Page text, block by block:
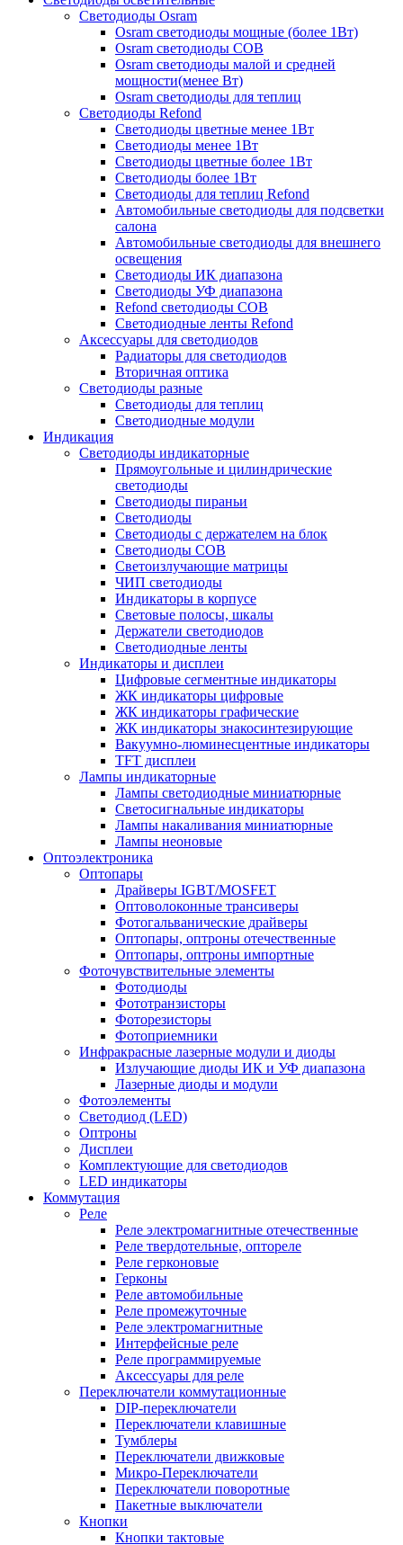
Светодиоды Osram
Osram светодиоды мощные (более 1Вт)
Osram светодиоды COB
Osram светодиоды малой и средней
мощности(менее Вт)
Osram светодиоды для теплиц
Светодиоды Refond
Светодиоды цветные менее 1Вт
Светодиоды менее 1Вт
Светодиоды цветные более 1Вт
Светодиоды более 1Вт
Светодиоды для теплиц Refond
Автомобильные светодиоды для подсветки
салона
Автомобильные светодиоды для внешнего
освещения
Светодиоды ИК диапазона
Светодиоды УФ диапазона
Refond светодиоды COB
Светодиодные ленты Refond
Аксессуары для светодиодов
Радиаторы для светодиодов
Вторичная оптика
Светодиоды разные
Светодиоды для теплиц
Светодиодные модули
Индикация
Светодиоды индикаторные
Прямоугольные и цилиндрические
светодиоды
Светодиоды пираньи
Светодиоды
Светодиоды с держателем на блок
Светодиоды COB
Светоизлучающие матрицы
ЧИП светодиоды
Индикаторы в корпусе
Световые полосы, шкалы
Держатели светодиодов
Светодиодные ленты
Индикаторы и дисплеи
Цифровые сегментные индикаторы
ЖК индикаторы цифровые
ЖК индикаторы графические
ЖК индикаторы знакосинтезирующие
Вакуумно-люминесцентные индикаторы
TFT дисплеи
Лампы индикаторные
Лампы светодиодные миниатюрные
Светосигнальные индикаторы
Лампы накаливания миниатюрные
Лампы неоновые
Оптоэлектроника
Оптопары
Драйверы IGBT/MOSFET
Оптоволоконные трансиверы
Фотогальванические драйверы
Оптопары, оптроны отечественные
Оптопары, оптроны импортные
Фоточувствительные элементы
Фотодиоды
Фототранзисторы
Фоторезисторы
Фотоприемники
Инфракрасные лазерные модули и диоды
Излучающие диоды ИК и УФ диапазона
Лазерные диоды и модули
Фотоэлементы
Светодиод (LED)
Оптроны
Дисплеи
Комплектующие для светодиодов
LED индикаторы
Коммутация
Реле
Реле электромагнитные отечественные
Реле твердотельные, оптореле
Реле герконовые
Герконы
Реле автомобильные
Реле промежуточные
Реле электромагнитные
Интерфейсные реле
Реле программируемые
Аксессуары для реле
Переключатели коммутационные
DIP-переключатели
Переключатели клавишные
Тумблеры
Переключатели движковые
Микро-Переключатели
Переключатели поворотные
Пакетные выключатели
Кнопки
Кнопки тактовые